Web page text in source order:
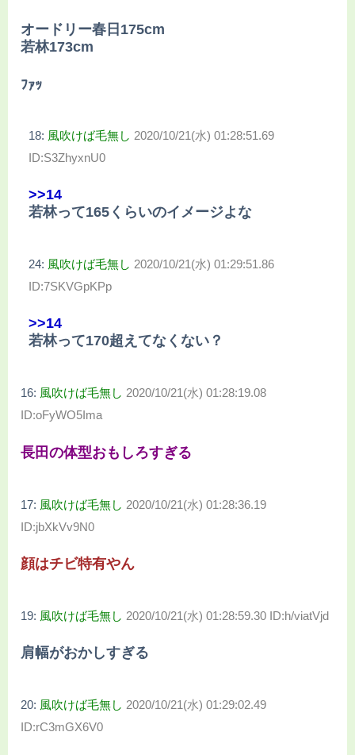
オードリー春日175cm
若林173cm
ﾌｧｯ
18: 風吹けば毛無し 2020/10/21(水) 01:28:51.69
ID:S3ZhyxnU0
>>14
若林って165くらいのイメージよな
24: 風吹けば毛無し 2020/10/21(水) 01:29:51.86
ID:7SKVGpKPp
>>14
若林って170超えてなくない？
16: 風吹けば毛無し 2020/10/21(水) 01:28:19.08
ID:oFyWO5Ima
長田の体型おもしろすぎる
17: 風吹けば毛無し 2020/10/21(水) 01:28:36.19
ID:jbXkVv9N0
顔はチビ特有やん
19: 風吹けば毛無し 2020/10/21(水) 01:28:59.30 ID:h/viatVjd
肩幅がおかしすぎる
20: 風吹けば毛無し 2020/10/21(水) 01:29:02.49
ID:rC3mGX6V0